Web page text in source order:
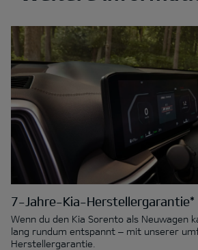
7-Jahre-Kia-Herstellergarantie*
Wenn du den Kia Sorento als Neuwagen
lang rundum entspannt – mit unserer
Herstellergarantie.